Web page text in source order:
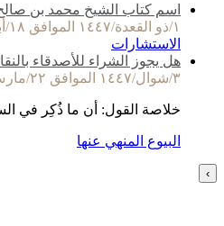
اسم كتاب الشيخ محمد بن
١/ذو القعدة/١٤٤٧ الموافق ١٨/أبريل/٢٠٢٦
الاستشارات
هل يجوز الشراء للأصدقاء
٣/شوال/١٤٤٧ الموافق ٢٢/مارس/٢٠٢٦
خلاصة القول: أن ما ذُكِر في
البيوع المنهي عنها
›